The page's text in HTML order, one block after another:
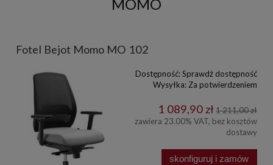
MOMO
Fotel Bejot Momo MO 102
Dostępność:Sprawdź dostępność
Wysyłka: Za potwierdzeniem
1 089,90 zł 1 211,00 zł
zawiera 23.00% VAT, bez kosztów
dostawy
skonfiguruj i zamów